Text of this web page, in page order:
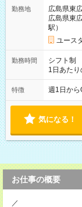
勤務地
広島県東
広島県東
駅）
ユース
勤務時間
シフト制
1日あた
制（週平
特徴 週1日から
気になる！
お仕事の概要
／